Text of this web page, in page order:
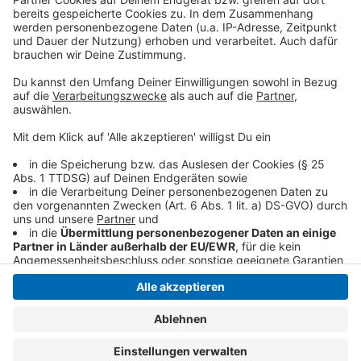
so lustig wie immer.
Anzeige
Anzeige
Anzeige